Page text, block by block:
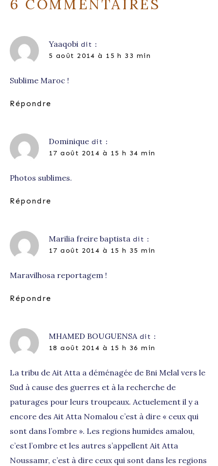
6 COMMENTAIRES
Yaaqobi dit :
5 août 2014 à 15 h 33 min
Sublime Maroc !
Répondre
Dominique dit :
17 août 2014 à 15 h 34 min
Photos sublimes.
Répondre
Marilia freire baptista dit :
17 août 2014 à 15 h 35 min
Maravilhosa reportagem !
Répondre
MHAMED BOUGUENSA dit :
18 août 2014 à 15 h 36 min
La tribu de Ait Atta a déménagée de Bni Melal vers le
Sud à cause des guerres et à la recherche de
paturages pour leurs troupeaux. Actuelement il y a
encore des Ait Atta Nomalou c’est à dire « ceux qui
sont dans l’ombre ». Les regions humides amalou,
c’est l’ombre et les autres s’appellent Ait Atta
Noussamr, c’est à dire ceux qui sont dans les regions